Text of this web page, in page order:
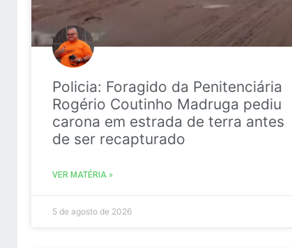
Policia: Foragido da Penitenciária
Rogério Coutinho Madruga pediu
carona em estrada de terra antes
de ser recapturado
VER MATÉRIA »
5 de agosto de 2026